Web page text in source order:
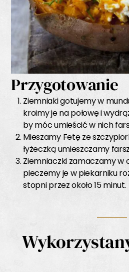
Przygotowanie
Ziemniaki gotujemy w
kroimy je na połowę i
by móc umieścić w nich
Mieszamy Fetę ze
łyżeczką umieszczamy
Ziemniaczki zamaczamy w
pieczemy je w piekarniku
stopni przez około 15 minut.